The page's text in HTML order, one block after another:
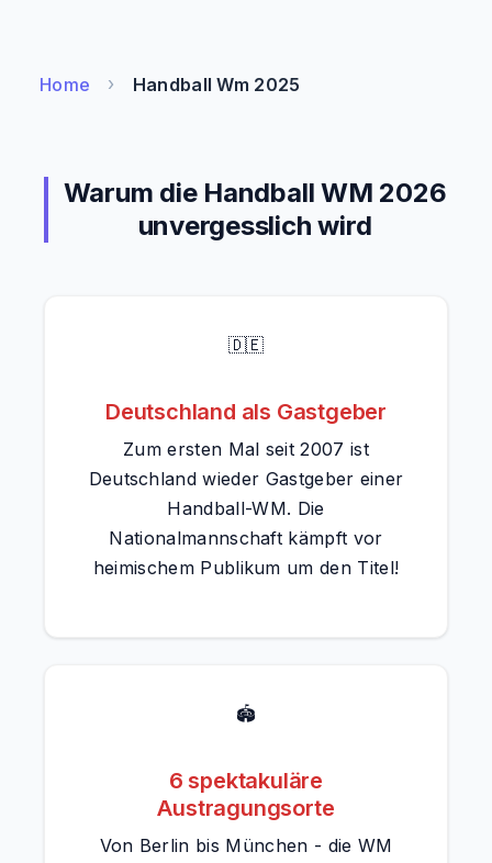
Home › Handball Wm 2025
Warum die Handball WM 2026
unvergesslich wird
🇩🇪
Deutschland als Gastgeber
Zum ersten Mal seit 2007 ist
Deutschland wieder Gastgeber einer
Handball-WM. Die
Nationalmannschaft kämpft vor
heimischem Publikum um den Titel!
🏟️
6 spektakuläre
Austragungsorte
Von Berlin bis München - die WM